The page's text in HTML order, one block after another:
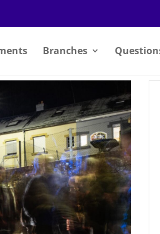
Branches